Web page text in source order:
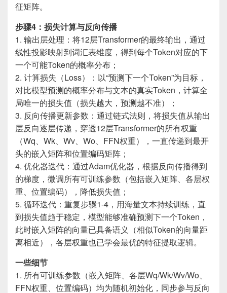
征矩阵。
步骤4：损失计算与反向传播
1. 输出层处理：将12层Transformer的最终输出，通过
线性投影映射到词汇表维度，得到每个Token对应的下
一个可能Token的概率分布；
2. 计算损失（Loss）：以“预测下一个Token”为目标，
对比模型预测的概率分布与文本的真实Token，计算全
局唯一的损失值（损失越大，预测越不准）；
3. 反向传播更新参数：通过链式法则，将损失值从输出
层反向逐层传递，穿透12层Transformer的所有权重
（Wq、Wk、Wv、Wo、FFN权重），一直传递到最开
头的嵌入矩阵和位置编码矩阵；
4. 优化器迭代：通过Adam优化器，根据反向传播得到
的梯度，微调所有可训练参数（包括嵌入矩阵、各层权
重、位置编码），降低损失值；
5. 循环迭代：重复步骤1-4，用海量文本持续训练，直
到损失值趋于稳定，模型能够准确预测下一个Token，
此时嵌入矩阵的向量已具备语义（相似Token的向量距
离相近），各层权重也已学会最优的特征提取逻辑。
一些细节
1. 所有可训练参数（嵌入矩阵、各层Wq/Wk/Wv/Wo、
FFN权重、位置编码）均为随机初始化，同步参与反向